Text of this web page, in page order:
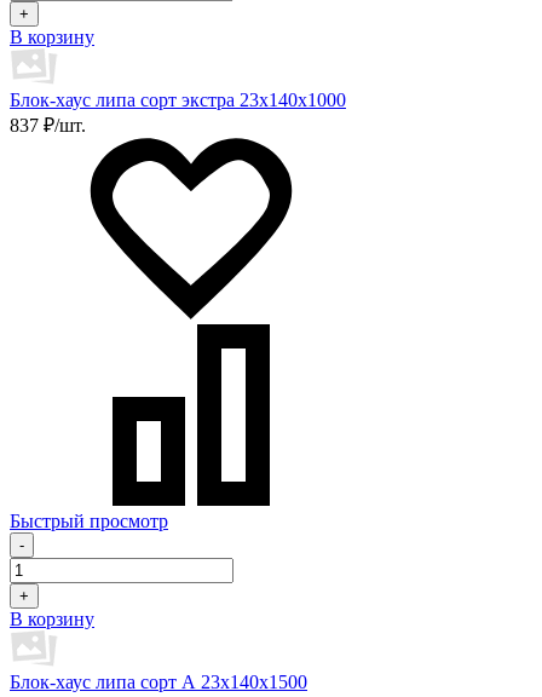
+
В корзину
Блок-хаус липа сорт экстра 23х140х1000
837 ₽/шт.
Быстрый просмотр
-
+
В корзину
Блок-хаус липа сорт А 23х140х1500